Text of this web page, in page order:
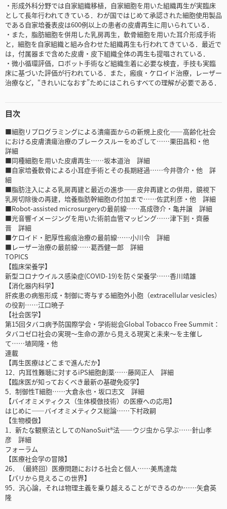
・形成外科分野では自家組織移植，自家細胞を用いた組織再生が実臨床
として長年行われてきている．わが国ではじめて承認された細胞使用製品
である自家培養表皮は600例以上の患者の皮膚再生に用いられている．
・また，脂肪細胞を併用した乳房再生，軟骨細胞を用いた耳介形成手術
と，細胞を自家組織と組み合わせた組織再生も行われてきている．最近で
は，付属器まで含めた皮膚・皮下組織全体の再生も提唱されている．
・微小循環評価，ロボット手術など組織生着に必要な検査，手技も実臨
床に基づいた評価が行われている．また，瘢痕・ケロイド治療，レーザー
治療など，“きれいになおす”ためにはこれらすべての理解が必要である．
目次
■細胞リプログラミングによる潰瘍面からの新規上皮化――高齢化社会
における皮膚潰瘍治療のブレークスルーをめざして……栗田昌和・他
詳細
■同種細胞を用いた皮膚再生……坂本道治 詳細
■自家培養軟骨による小耳症手術とその長期経過……今井啓介・他 詳
細
■脂肪注入による乳房再建と最近の進歩――皮弁再建との併用，鏡視下
乳房切除後の再建，培養脂肪幹細胞の付加まで……佐武利彦・他 詳細
■Robot-assisted microsurgeryの最前線……髙成啓介・亀井譲 詳細
■光音響イメージングを用いた術前血管マッピング……津下到・齊藤
晋 詳細
■ケロイド・肥厚性瘢痕治療の最前線……小川令 詳細
■レーザー治療の最前線……葛西健一郎 詳細
TOPICS
【臨床栄養学】
新型コロナウイルス感染症(COVID-19)を防ぐ栄養学……香川靖雄
【消化器内科学】
肝疾患の病態形成・制御に寄与する細胞外小胞（extracellular vesicles）
の役割……江口暁子
【社会医学】
第15回タバコ病予防国際学会・学術総会Global Tobacco Free Summit：
タバコゼロ社会の実現～生命の源から見える現実と未来～を主催し
て……埴岡隆・他
連載
【再生医療はどこまで進んだか】
12．内耳性難聴に対するiPS細胞創薬……藤岡正人 詳細
【臨床医が知っておくべき最新の基礎免疫学】
5．制御性T細胞……大倉永也・坂口志文 詳細
【バイオミメティクス（生体模倣技術）の医療への応用】
はじめに――バイオミメティクス総論……下村政嗣
【生物模倣】
1．新たな観察法としてのNanoSuit®法――ウジ虫から学ぶ……針山孝
彦 詳細
フォーラム
【医療社会学の冒険】
26．（最終回）医療問題における社会と個人……美馬達哉
【パリから見えるこの世界】
95．汎心論，それは物理主義を乗り越えることができるのか……矢倉英
隆